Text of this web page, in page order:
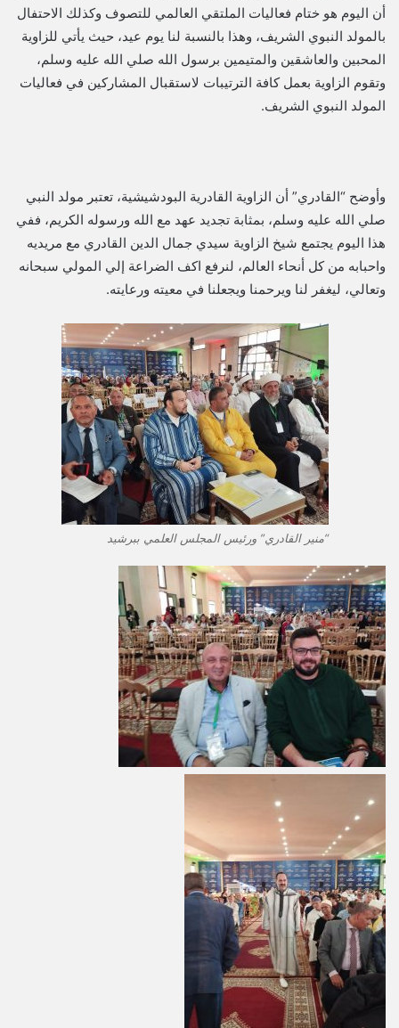
أن اليوم هو ختام فعاليات الملتقي العالمي للتصوف وكذلك الاحتفال
بالمولد النبوي الشريف، وهذا بالنسبة لنا يوم عيد، حيث يأتي للزاوية
المحبين والعاشقين والمتيمين برسول الله صلي الله عليه وسلم،
وتقوم الزاوية بعمل كافة الترتيبات لاستقبال المشاركين في فعاليات
المولد النبوي الشريف.
وأوضح “القادري” أن الزاوية القادرية البودشيشية، تعتبر مولد النبي
صلي الله عليه وسلم، بمثابة تجديد عهد مع الله ورسوله الكريم، ففي
هذا اليوم يجتمع شيخ الزاوية سيدي جمال الدين القادري مع مريديه
واحبابه من كل أنحاء العالم، لنرفع اكف الضراعة إلي المولي سبحانه
وتعالي، ليغفر لنا ويرحمنا ويجعلنا في معيته ورعايته.
“منير القادري” ورئيس المجلس العلمي ببرشيد